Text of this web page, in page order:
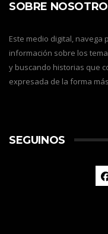
SOBRE
Este medio digital, navega
información sobre los
y buscando historias que
expresada de la forma
SEGUINOS